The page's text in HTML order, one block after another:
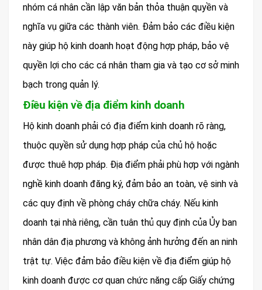
nhóm cá nhân cần lập văn bản thỏa thuận quyền và
nghĩa vụ giữa các thành viên. Đảm bảo các điều kiện
này giúp hộ kinh doanh hoạt động hợp pháp, bảo vệ
quyền lợi cho các cá nhân tham gia và tạo cơ sở minh
bạch trong quản lý.
Điều kiện về địa điểm kinh doanh
Hộ kinh doanh phải có địa điểm kinh doanh rõ ràng,
thuộc quyền sử dụng hợp pháp của chủ hộ hoặc
được thuê hợp pháp. Địa điểm phải phù hợp với ngành
nghề kinh doanh đăng ký, đảm bảo an toàn, vệ sinh và
các quy định về phòng cháy chữa cháy. Nếu kinh
doanh tại nhà riêng, cần tuân thủ quy định của Ủy ban
nhân dân địa phương và không ảnh hưởng đến an ninh
trật tự. Việc đảm bảo điều kiện về địa điểm giúp hộ
kinh doanh được cơ quan chức năng cấp Giấy chứng